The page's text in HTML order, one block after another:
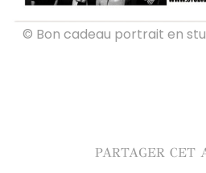
© Bon cadeau portrait en
PARTAGER CET